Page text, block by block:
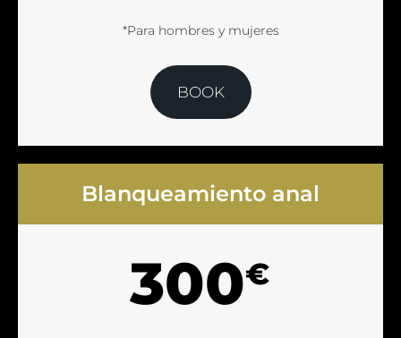
*Para hombres y mujeres
BOOK
Blanqueamiento anal
300€